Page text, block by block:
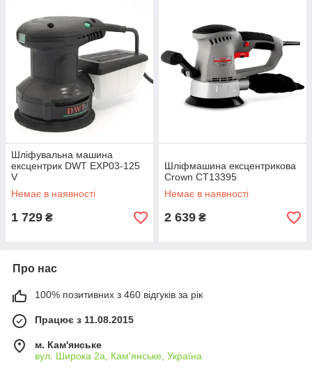
Шліфувальна машина
ексцентрик DWT EXP03-125
V
Немає в наявності
1 729 ₴
Шліфмашина ексцентрикова
Crown CT13395
Немає в наявності
2 639 ₴
Про нас
100% позитивних з 460 відгуків за рік
Працює з 11.08.2015
м. Кам'янське
вул. Широка 2а, Кам'янське, Україна